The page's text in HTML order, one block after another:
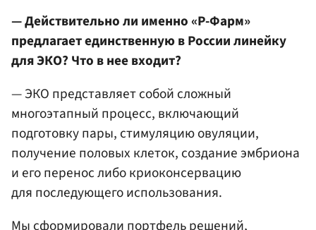
— Действительно ли именно «Р-Фарм»
предлагает единственную в России линейку
для ЭКО? Что в нее входит?
— ЭКО представляет собой сложный
многоэтапный процесс, включающий
подготовку пары, стимуляцию овуляции,
получение половых клеток, создание эмбриона
и его перенос либо криоконсервацию
для последующего использования.
Мы сформировали портфель решений,